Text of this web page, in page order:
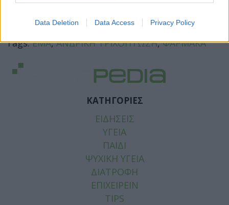
Data Deletion Data Access Privacy Policy
Facebook
Twitter
Tags:EMA,ΑΝΔΡΙΚΗ ΤΡΙΧΟΠΤΩΣΗ,ΦΑΡΜΑΚΑ
ΚΑΤΗΓΟΡΙΕΣ
ΕΙΔΗΣΕΙΣ
ΥΓΕΙΑ
ΠΑΙΔΙ
ΨΥΧΙΚΗ ΥΓΕΙΑ
ΔΙΑΤΡΟΦΗ
ΕΠΙΧΕΙΡΕΙΝ
TIPS